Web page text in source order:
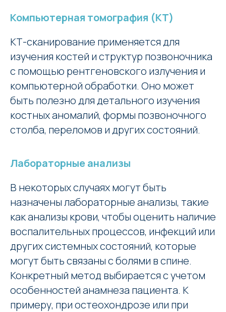
Компьютерная томография (КТ)
КТ-сканирование применяется для
изучения костей и структур позвоночника
с помощью рентгеновского излучения и
компьютерной обработки. Оно может
быть полезно для детального изучения
костных аномалий, формы позвоночного
столба, переломов и других состояний.
Лабораторные анализы
В некоторых случаях могут быть
назначены лабораторные анализы, такие
как анализы крови, чтобы оценить наличие
воспалительных процессов, инфекций или
других системных состояний, которые
могут быть связаны с болями в спине.
Конкретный метод выбирается с учетом
особенностей анамнеза пациента. К
примеру, при остеохондрозе или при